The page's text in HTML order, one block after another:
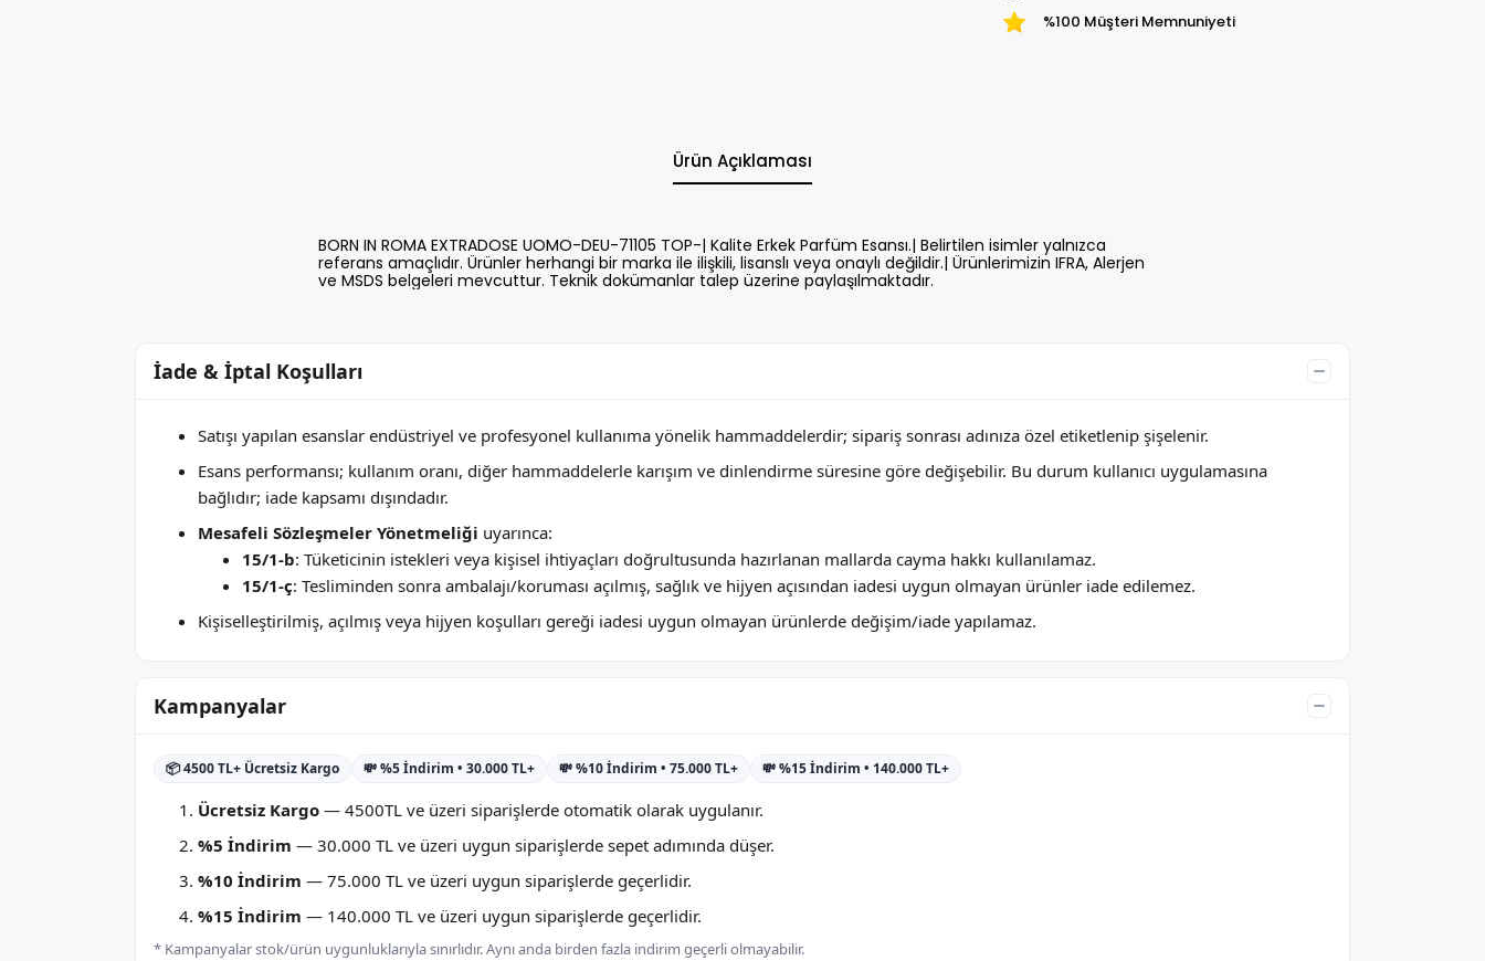
%100 Müşteri Memnuniyeti
Ürün Açıklaması
BORN IN ROMA EXTRADOSE UOMO-DEU-71105 TOP-| Kalite Erkek Parfüm Esansı.| Belirtilen isimler yalnızca
referans amaçlıdır. Ürünler herhangi bir marka ile ilişkili, lisanslı veya onaylı değildir.| Ürünlerimizin IFRA, Alerjen
ve MSDS belgeleri mevcuttur. Teknik dokümanlar talep üzerine paylaşılmaktadır.
İade & İptal Koşulları
Satışı yapılan esanslar endüstriyel ve profesyonel kullanıma yönelik hammaddelerdir; sipariş sonrası adınıza özel etiketlenip şişelenir.
Esans performansı; kullanım oranı, diğer hammaddelerle karışım ve dinlendirme süresine göre değişebilir. Bu durum kullanıcı uygulamasına
bağlıdır; iade kapsamı dışındadır.
Mesafeli Sözleşmeler Yönetmeliği uyarınca:
15/1-b: Tüketicinin istekleri veya kişisel ihtiyaçları doğrultusunda hazırlanan mallarda cayma hakkı kullanılamaz.
15/1-ç: Tesliminden sonra ambalajı/koruması açılmış, sağlık ve hijyen açısından iadesi uygun olmayan ürünler iade edilemez.
Kişiselleştirilmiş, açılmış veya hijyen koşulları gereği iadesi uygun olmayan ürünlerde değişim/iade yapılamaz.
Kampanyalar
📦 4500 TL+ Ücretsiz Kargo 💸 %5 İndirim • 30.000 TL+ 💸 %10 İndirim • 75.000 TL+ 💸 %15 İndirim • 140.000 TL+
Ücretsiz Kargo — 4500TL ve üzeri siparişlerde otomatik olarak uygulanır.
%5 İndirim — 30.000 TL ve üzeri uygun siparişlerde sepet adımında düşer.
%10 İndirim — 75.000 TL ve üzeri uygun siparişlerde geçerlidir.
%15 İndirim — 140.000 TL ve üzeri uygun siparişlerde geçerlidir.
* Kampanyalar stok/ürün uygunluklarıyla sınırlıdır. Aynı anda birden fazla indirim geçerli olmayabilir.